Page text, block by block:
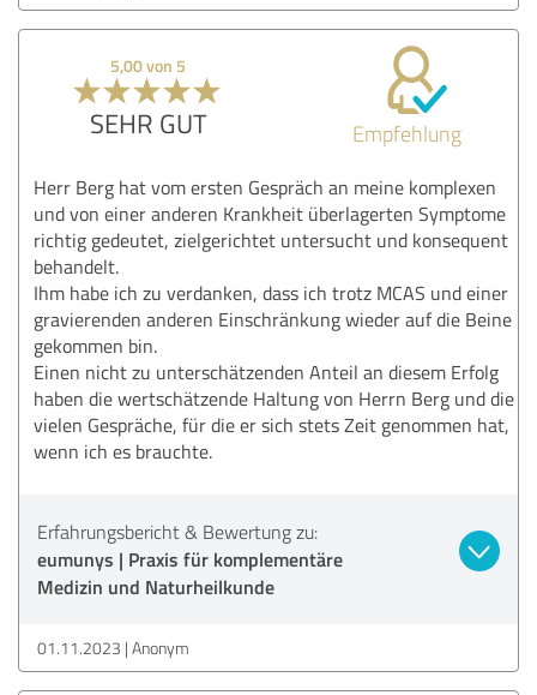
5,00 von 5
SEHR GUT Empfehlung
Herr Berg hat vom ersten Gespräch an meine komplexen
und von einer anderen Krankheit überlagerten Symptome
richtig gedeutet, zielgerichtet untersucht und konsequent
behandelt.
Ihm habe ich zu verdanken, dass ich trotz MCAS und einer
gravierenden anderen Einschränkung wieder auf die Beine
gekommen bin.
Einen nicht zu unterschätzenden Anteil an diesem Erfolg
haben die wertschätzende Haltung von Herrn Berg und die
vielen Gespräche, für die er sich stets Zeit genommen hat,
wenn ich es brauchte.
Erfahrungsbericht & Bewertung zu:
eumunys | Praxis für komplementäre
Medizin und Naturheilkunde
01.11.2023 Anonym